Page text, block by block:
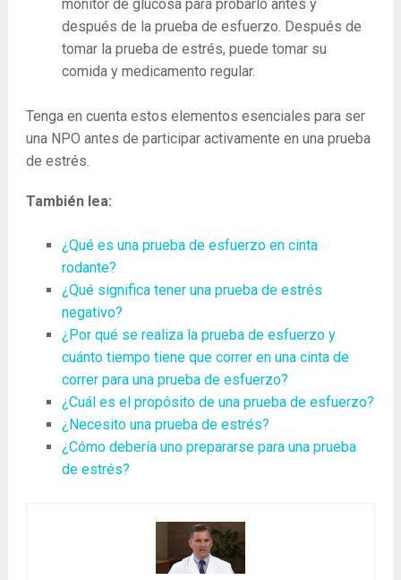
monitor de glucosa para probarlo antes y
después de la prueba de esfuerzo. Después de
tomar la prueba de estrés, puede tomar su
comida y medicamento regular.
Tenga en cuenta estos elementos esenciales para ser
una NPO antes de participar activamente en una prueba
de estrés.
También lea:
¿Qué es una prueba de esfuerzo en cinta
rodante?
¿Qué significa tener una prueba de estrés
negativo?
¿Por qué se realiza la prueba de esfuerzo y
cuánto tiempo tiene que correr en una cinta de
correr para una prueba de esfuerzo?
¿Cuál es el propósito de una prueba de esfuerzo?
¿Necesito una prueba de estrés?
¿Cómo debería uno prepararse para una prueba
de estrés?